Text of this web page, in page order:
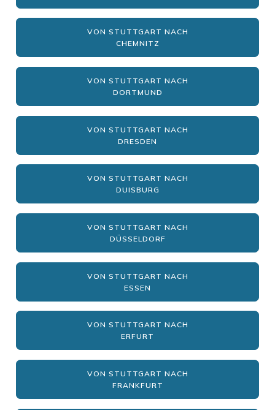
VON STUTTGART NACH
CHEMNITZ
VON STUTTGART NACH
DORTMUND
VON STUTTGART NACH
DRESDEN
VON STUTTGART NACH
DUISBURG
VON STUTTGART NACH
DÜSSELDORF
VON STUTTGART NACH
ESSEN
VON STUTTGART NACH
ERFURT
VON STUTTGART NACH
FRANKFURT